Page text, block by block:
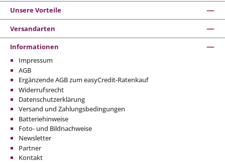
Unsere Vorteile
Versandarten
Informationen
Impressum
AGB
Ergänzende AGB zum easyCredit-Ratenkauf
Widerrufsrecht
Datenschutzerklärung
Versand und Zahlungsbedingungen
Batteriehinweise
Foto- und Bildnachweise
Newsletter
Partner
Kontakt